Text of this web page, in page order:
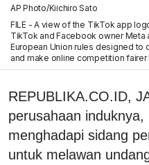
AP Photo/Kiichiro Sato
FILE - A view of the TikTok app
TikTok and Facebook owner
European Union rules designed to
and make online competition
REPUBLIKA.CO.ID,
perusahaan
menghadapi sidang
untuk melawan